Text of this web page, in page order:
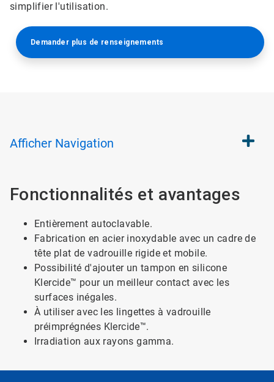
simplifier l'utilisation.
Demander plus de renseignements
Afficher Navigation
Fonctionnalités et avantages
Entièrement autoclavable.
Fabrication en acier inoxydable avec un cadre de
tête plat de vadrouille rigide et mobile.
Possibilité d'ajouter un tampon en silicone
Klercide™ pour un meilleur contact avec les
surfaces inégales.
À utiliser avec les lingettes à vadrouille
préimprégnées Klercide™.
Irradiation aux rayons gamma.